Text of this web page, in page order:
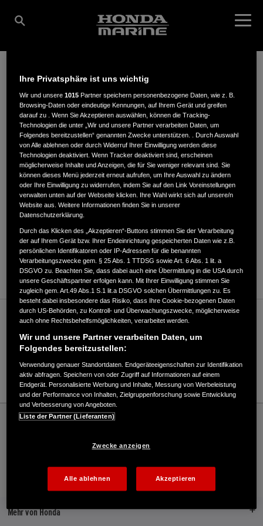
DITOMA GMBH -
BOOTSPUNKT
Bodanrückstraße 6,78351,Bodam-Ludwigshafen
ANFAHRTSBESCHREIBUNG ANFORDERN
WEBSITE
Verkauf / Kundendienst
07141/990550
E-Mail
Honda
Marine
Website | The Power of Dreams
Mehr von Honda
Ihre Privatsphäre ist uns wichtig
Wir und unsere1015 Partner speichern personenbezogene Daten, wie z. B.
Browsing-Daten oder eindeutige Kennungen, auf Ihrem Gerät und greifen
darauf zu . Wenn Sie Akzeptieren auswählen, können die Tracking-
Technologien die unter „Wir und unsere Partner verarbeiten Daten, um
Folgendes bereitzustellen“ genannten Zwecke unterstützen. . Durch Auswahl
von Alle ablehnen oder durch Widerruf Ihrer Einwilligung werden diese
Technologien deaktiviert. Wenn Tracker deaktiviert sind, erscheinen
möglicherweise Inhalte und Anzeigen, die für Sie weniger relevant sind. Sie
können dieses Menü jederzeit erneut aufrufen, um Ihre Auswahl zu ändern
oder Ihre Einwilligung zu widerrufen, indem Sie auf den Link Voreinstellungen
verwalten unten auf der Webseite klicken. Ihre Wahl wirkt sich auf unsere/n
Website aus. Weitere Informationen finden Sie in unserer
Datenschutzerklärung.
Durch das Klicken des „Akzeptieren“-Buttons stimmen Sie der Verarbeitung
der auf Ihrem Gerät bzw. Ihrer Endeinrichtung gespeicherten Daten wie z.B.
persönlichen Identifikatoren oder IP-Adressen für die benannten
Verarbeitungszwecke gem. § 25 Abs. 1 TTDSG sowie Art. 6 Abs. 1 lit. a
DSGVO zu. Beachten Sie, dass dabei auch eine Übermittlung in die USA durch
unsere Geschäftspartner erfolgen kann. Mit Ihrer Einwilligung stimmen Sie
zugleich gem. Art.49 Abs.1 S.1 lit.a DSGVO solchen Übermittlungen zu. Es
besteht dabei insbesondere das Risiko, dass Ihre Cookie-bezogenen Daten
durch US-Behörden, zu Kontroll- und Überwachungszwecke, möglicherweise
auch ohne Rechtsbehelfsmöglichkeiten, verarbeitet werden.
Wir und unsere Partner verarbeiten Daten, um
Folgendes bereitzustellen:
Verwendung genauer Standortdaten. Endgeräteeigenschaften zur Identifikation
aktiv abfragen. Speichern von oder Zugriff auf Informationen auf einem
Endgerät. Personalisierte Werbung und Inhalte, Messung von Werbeleistung
und der Performance von Inhalten, Zielgruppenforschung sowie Entwicklung
und Verbesserung von Angeboten.
Liste der Partner (Lieferanten)
Zwecke anzeigen
Alle ablehnen Akzeptieren